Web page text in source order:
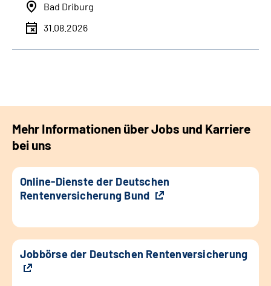
Bad Driburg
31.08.2026
Mehr Informationen über Jobs und Karriere
bei uns
Online-Dienste der Deutschen
Rentenversicherung Bund
Jobbörse der Deutschen Rentenversicherung